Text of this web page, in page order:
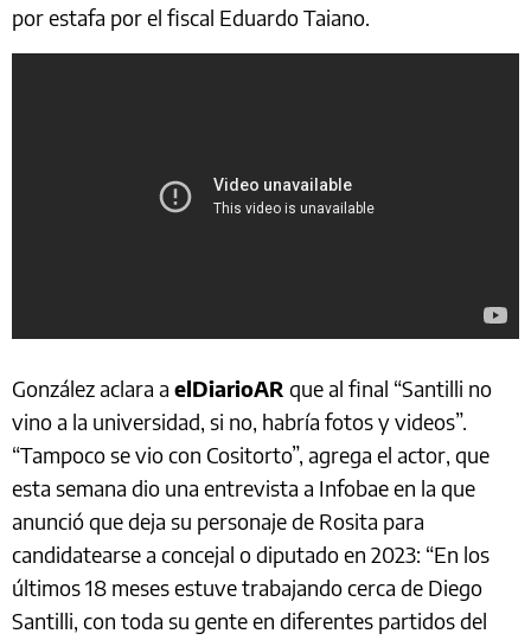
por estafa por el fiscal Eduardo Taiano.
González aclara a elDiarioAR que al final “Santilli no
vino a la universidad, si no, habría fotos y videos”.
“Tampoco se vio con Cositorto”, agrega el actor, que
esta semana dio una entrevista a Infobae en la que
anunció que deja su personaje de Rosita para
candidatearse a concejal o diputado en 2023: “En los
últimos 18 meses estuve trabajando cerca de Diego
Santilli, con toda su gente en diferentes partidos del